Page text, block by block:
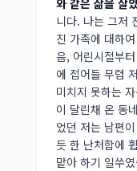
와 같은 삶을 살
니다. 나는 그저
진 가족에 대하
음, 어린시절부
에 접어들 무렵
미치지 못하는
이 달린채 온 동
었던 저는 남편
듯 한 난처함에
맡아 하기 일쑤